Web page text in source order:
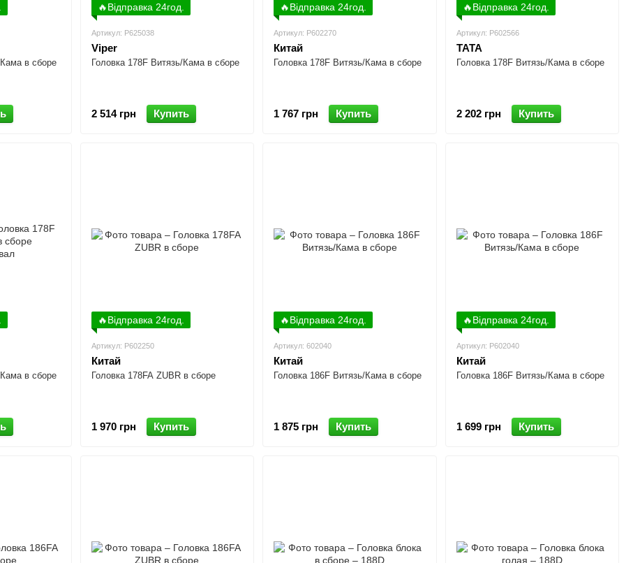
в сборе
🔥Відправка 24год.
Артикул: P625038
Viper
Головка 178F Витязь/Кама в сборе
2 514 грн Купить
🔥Відправка 24год.
Артикул: P602270
Китай
Головка 178F Витязь/Кама в сборе
1 767 грн Купить
🔥Відправка 24год.
Артикул: P602566
TATA
Головка 178F Витязь/Кама в сборе
2 202 грн Купить
в сборе
🔥Відправка 24год.
Артикул: P602250
Китай
Головка 178FA ZUBR в сборе
1 970 грн Купить
🔥Відправка 24год.
Артикул: 602040
Китай
Головка 186F Витязь/Кама в сборе
1 875 грн Купить
🔥Відправка 24год.
Артикул: P602040
Китай
Головка 186F Витязь/Кама в сборе
1 699 грн Купить